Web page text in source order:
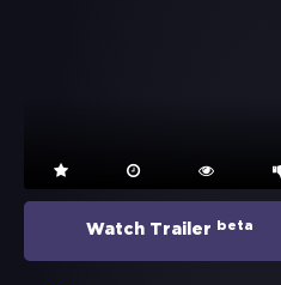
Watch Trailer beta